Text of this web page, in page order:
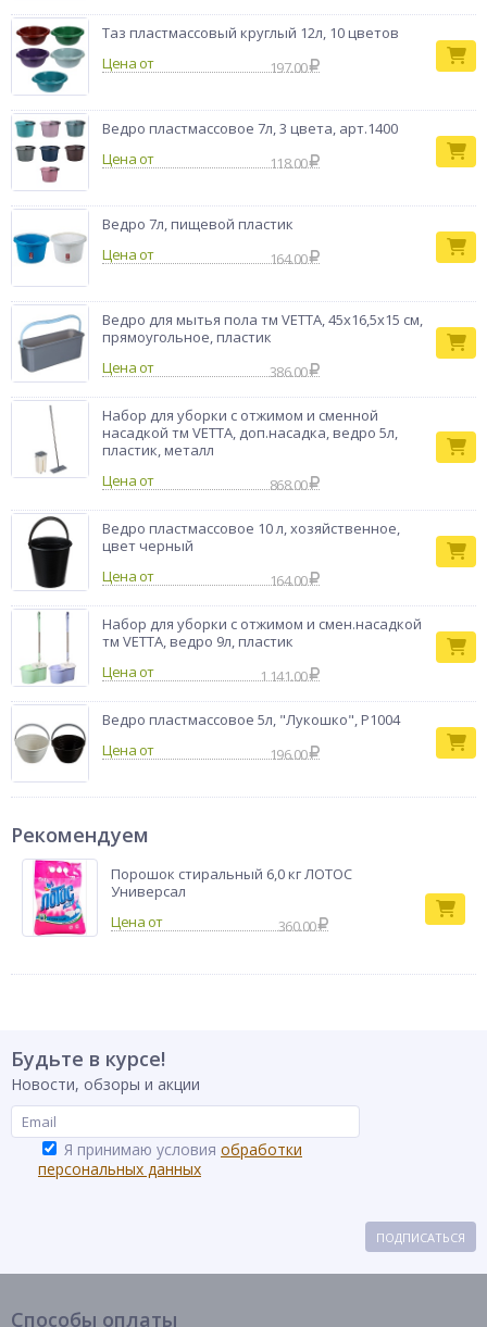
Таз пластмассовый круглый 12л, 10 цветов
Цена от
197.00
Ведро пластмассовое 7л, 3 цвета, арт.1400
Цена от
118.00
Ведро 7л, пищевой пластик
Цена от
164.00
Ведро для мытья пола тм VETTA, 45х16,5х15 см,
прямоугольное, пластик
Цена от
386.00
Набор для уборки с отжимом и сменной
насадкой тм VETTA, доп.насадка, ведро 5л,
пластик, металл
Цена от
868.00
Ведро пластмассовое 10 л, хозяйственное,
цвет черный
Цена от
164.00
Набор для уборки с отжимом и смен.насадкой
тм VETTA, ведро 9л, пластик
Цена от
1 141.00
Ведро пластмассовое 5л, "Лукошко", Р1004
Цена от
196.00
Рекомендуем
Порошок стиральный 6,0 кг ЛОТОС
Универсал
360.00
Будьте в курсе!
Новости, обзоры и акции
Я принимаю условия обработки
персональных данных
ПОДПИСАТЬСЯ
Способы оплаты